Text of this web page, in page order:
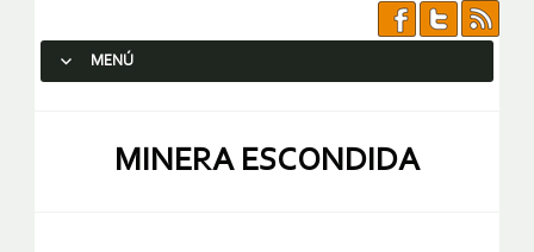
MENÚ
MINERA ESCONDIDA